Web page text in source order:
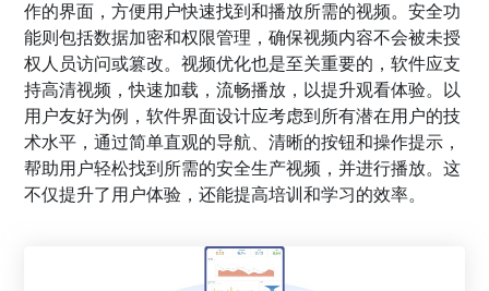
作的界面，方便用户快速找到和播放所需的视频。安全功
能则包括数据加密和权限管理，确保视频内容不会被未授
权人员访问或篡改。视频优化也是至关重要的，软件应支
持高清视频，快速加载，流畅播放，以提升观看体验。以
用户友好为例，软件界面设计应考虑到所有潜在用户的技
术水平，通过简单直观的导航、清晰的按钮和操作提示，
帮助用户轻松找到所需的安全生产视频，并进行播放。这
不仅提升了用户体验，还能提高培训和学习的效率。